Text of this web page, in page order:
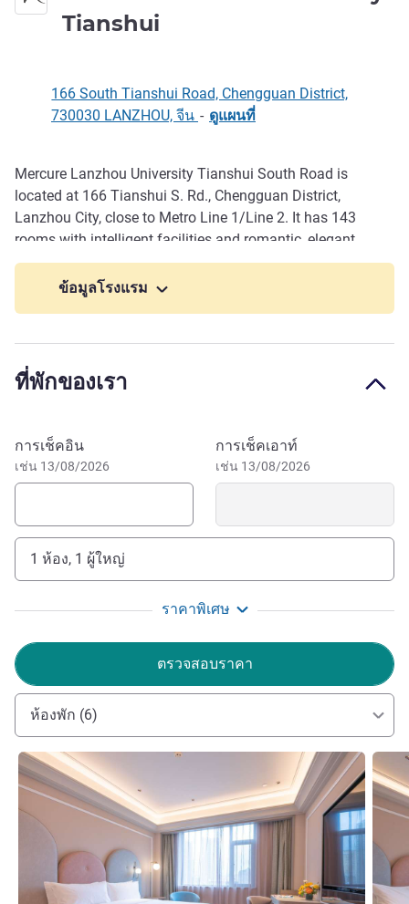
Tianshui
166 South Tianshui Road, Chengguan District,
730030 LANZHOU, จีน - ดูแผนที่
รายละเอียด
Mercure Lanzhou University Tianshui South Road is
located at 166 Tianshui S. Rd., Chengguan District,
Lanzhou City, close to Metro Line 1/Line 2. It has 143
rooms with intelligent facilities and romantic, elegant
French design, and a buffet restaurant ser ving delicious
Chinese and Western breakfast. Plus a fitness center,
ข้อมูลโรงแรม
ที่พักของเรา
จองโรงแรมนี้
การเช็คอิน
เช่น 13/08/2026
การเช็คเอาท์
เช่น 13/08/2026
1 ห้อง, 1 ผู้ใหญ่
ราคาพิเศษ
ตรวจสอบราคา
ห้องพัก (6)
ดูรายละเอียด ดูราย